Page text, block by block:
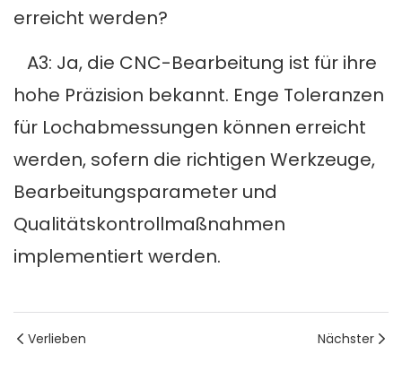
erreicht werden?
A3: Ja, die CNC-Bearbeitung ist für ihre
hohe Präzision bekannt. Enge Toleranzen
für Lochabmessungen können erreicht
werden, sofern die richtigen Werkzeuge,
Bearbeitungsparameter und
Qualitätskontrollmaßnahmen
implementiert werden.
Verlieben Nächster